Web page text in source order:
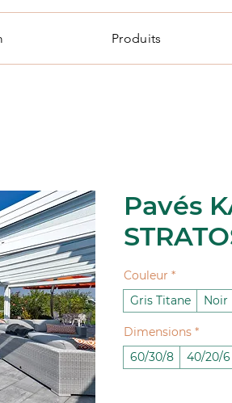
Produits
Pavés
Couleur *
Gris Titane
Noir
Dimensions *
60/30/8
40/20/6